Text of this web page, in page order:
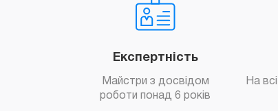
Експертність
Майстри з досвідом
роботи понад 6 років
На